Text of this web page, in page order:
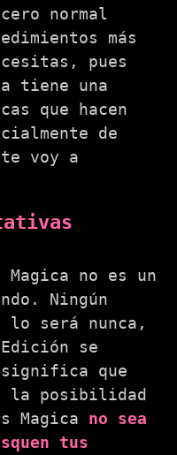
normal
más
pues
tiene una
que hacen
de
voy a
Magica no es un
Ningún
será nunca,
Edición se
significa que
la posibilidad
Magica no sea
tus